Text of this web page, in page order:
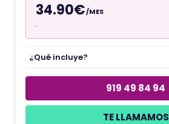
34.90€/MES
.
¿Qué incluye?
919 49 84 94
TE LLAMAMOS